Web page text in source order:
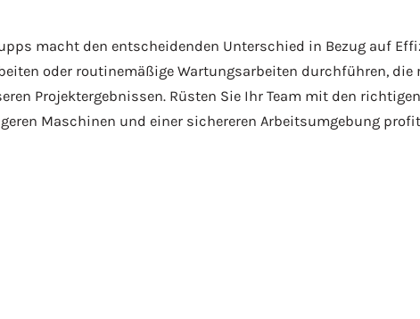
macht den entscheidenden Unterschied in Bezug auf
oder routinemäßige Wartungsarbeiten durchführen,
Projektergebnissen. Rüsten Sie Ihr Team mit den richtigen
Maschinen und einer sichereren Arbeitsumgebung